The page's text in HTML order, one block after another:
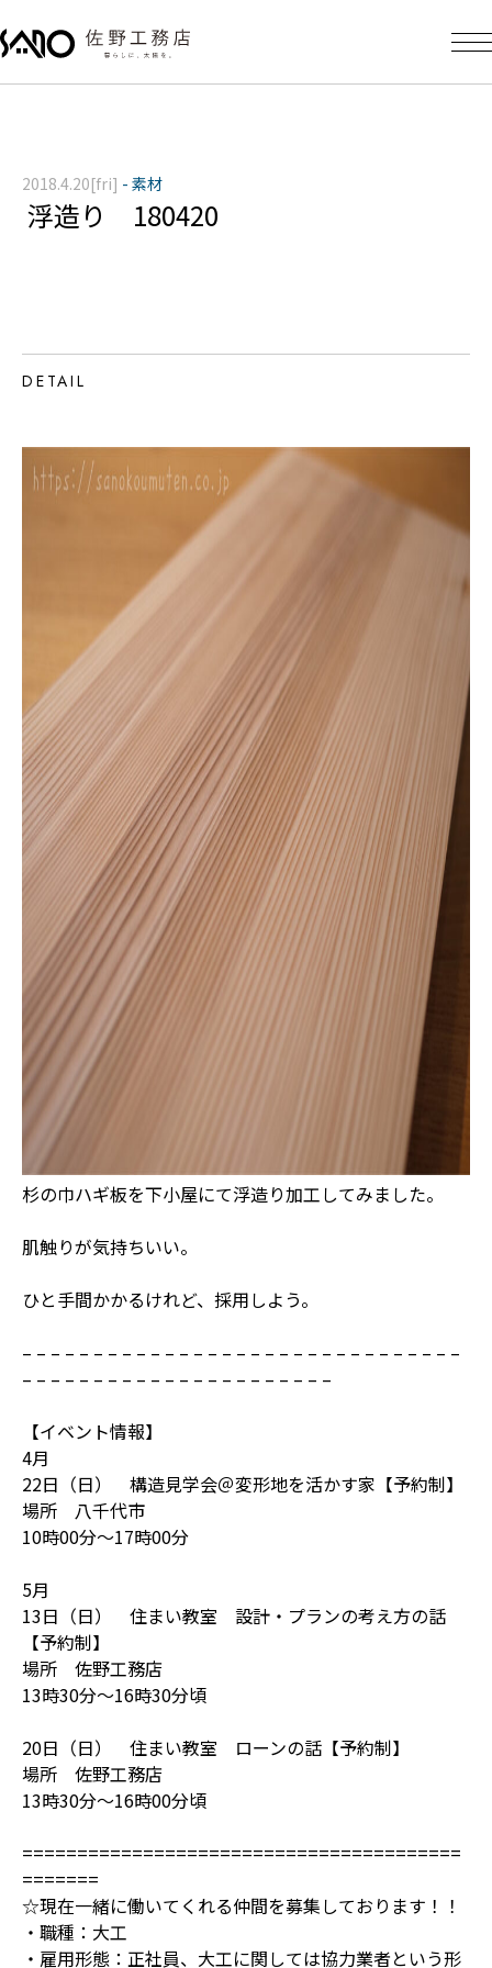
浮造り 180420
2018.4.20[fri] - 素材
DETAIL
杉の巾ハギ板を下小屋にて浮造り加工してみました。
肌触りが気持ちいい。
ひと手間かかるけれど、採用しよう。
– – – – – – – – – – – – – – – – – – – – – – – – – – – – – – –
– – – – – – – – – – – – – – – – – – – – – –
【イベント情報】
4月
22日（日） 構造見学会＠変形地を活かす家【予約制】
場所 八千代市
10時00分～17時00分
5月
13日（日） 住まい教室 設計・プランの考え方の話
【予約制】
場所 佐野工務店
13時30分～16時30分頃
20日（日） 住まい教室 ローンの話【予約制】
場所 佐野工務店
13時30分～16時00分頃
========================================
=======
☆現在一緒に働いてくれる仲間を募集しております！！
・職種：大工
・雇用形態：正社員、大工に関しては協力業者という形